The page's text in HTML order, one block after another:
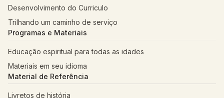
Desenvolvimento do Curriculo
Trilhando um caminho de serviço
Programas e Materiais
Educação espiritual para todas as idades
Materiais em seu idioma
Material de Referência
Livretos de história